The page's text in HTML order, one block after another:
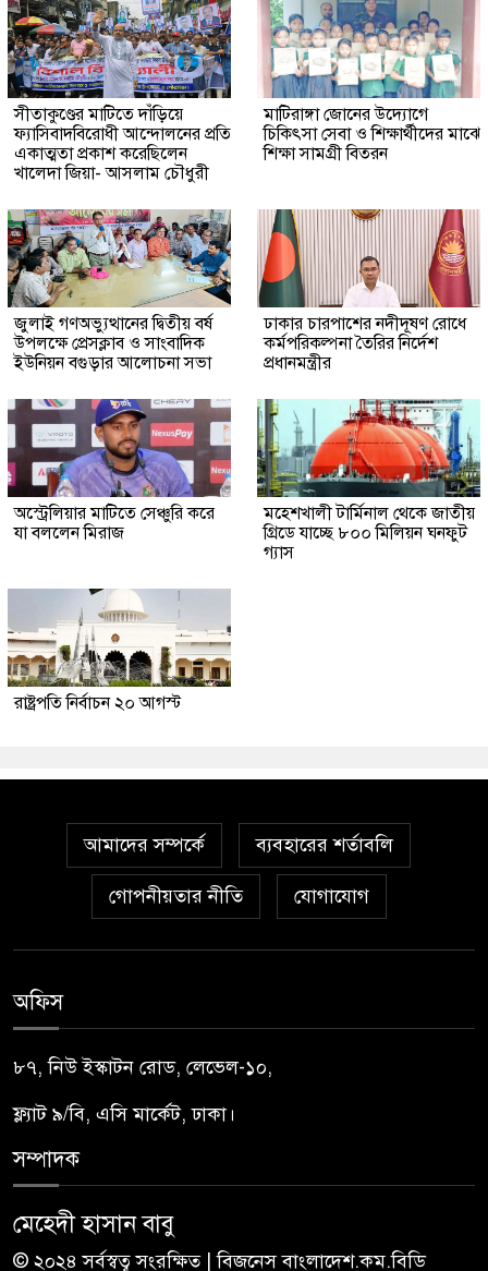
সীতাকুণ্ডের মাটিতে দাঁড়িয়ে
ফ্যাসিবাদবিরোধী আন্দোলনের প্রতি
একাত্মতা প্রকাশ করেছিলেন
খালেদা জিয়া- আসলাম চৌধুরী
মাটিরাঙ্গা জোনের উদ্যোগে
চিকিৎসা সেবা ও শিক্ষার্থীদের মাঝে
শিক্ষা সামগ্রী বিতরন
জুলাই গণঅভ্যুত্থানের দ্বিতীয় বর্ষ
উপলক্ষে প্রেসক্লাব ও সাংবাদিক
ইউনিয়ন বগুড়ার আলোচনা সভা
ঢাকার চারপাশের নদীদূষণ রোধে
কর্মপরিকল্পনা তৈরির নির্দেশ
প্রধানমন্ত্রীর
অস্ট্রেলিয়ার মাটিতে সেঞ্চুরি করে
যা বললেন মিরাজ
মহেশখালী টার্মিনাল থেকে জাতীয়
গ্রিডে যাচ্ছে ৮০০ মিলিয়ন ঘনফুট
গ্যাস
রাষ্ট্রপতি নির্বাচন ২০ আগস্ট
আমাদের সম্পর্কে ব্যবহারের শর্তাবলি
গোপনীয়তার নীতি যোগাযোগ
অফিস
৮৭, নিউ ইস্কাটন রোড, লেভেল-১০,
ফ্ল্যাট ৯/বি, এসি মার্কেট, ঢাকা।
সম্পাদক
মেহেদী হাসান বাবু
© ২০২৪ সর্বস্বত্ব সংরক্ষিত | বিজনেস বাংলাদেশ.কম.বিডি